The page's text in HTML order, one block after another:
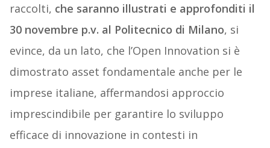
raccolti, che saranno illustrati e approfonditi il
30 novembre p.v. al Politecnico di Milano, si
evince, da un lato, che l’Open Innovation si è
dimostrato asset fondamentale anche per le
imprese italiane, affermandosi approccio
imprescindibile per garantire lo sviluppo
efficace di innovazione in contesti in